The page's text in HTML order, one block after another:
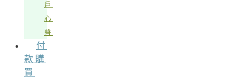
戶
心
聲
付
款購
買